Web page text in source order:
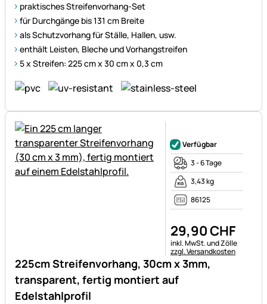
praktisches Streifenvorhang-Set
für Durchgänge bis 131 cm Breite
als Schutzvorhang für Ställe, Hallen, usw.
enthält Leisten, Bleche und Vorhangstreifen
5 x Streifen: 225 cm x 30 cm x 0,3 cm
225cm Streifenvorhang, 30cm x 3mm,
transparent, fertig montiert auf
Edelstahlprofil
Verfügbar
3 - 6 Tage
3,43 kg
86125
29,90CHF
Steuerhinweis:
inkl. MwSt. und Zölle
zzgl. Versandkosten